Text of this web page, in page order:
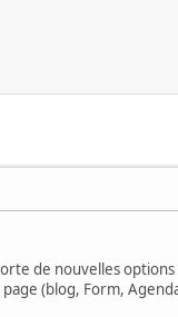
de nouvelles
(blog, Form,